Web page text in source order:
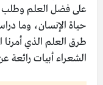
على فضل العلم وطلب
حياة الإنسان، وما
طرق العلم الذي
الشعراء أبيات رائعة